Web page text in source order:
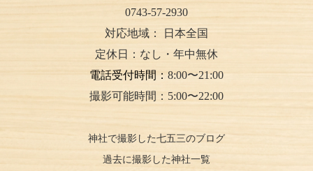
0743-57-2930
対応地域：
日本全国
定休日：なし・年中無休
電話受付時間： 8:00〜21:00
撮影可能時間：5:00〜22:00
神社で撮影した七五三のブログ
過去に撮影した神社一覧